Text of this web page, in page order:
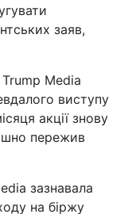
заяв,
Trump Media
виступу
акції знову
пережив
зазнавала
на біржу